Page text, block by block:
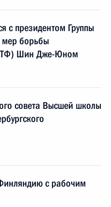
с президентом Группы
мер борьбы
Шин Дже-Юном
совета Высшей школы
с рабочим